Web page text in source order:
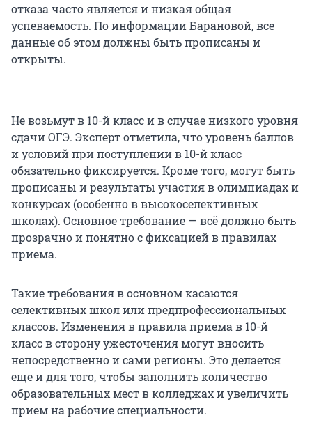
отказа часто является и низкая общая
успеваемость. По информации Барановой, все
данные об этом должны быть прописаны и
открыты.
Не возьмут в 10-й класс и в случае низкого уровня
сдачи ОГЭ. Эксперт отметила, что уровень баллов
и условий при поступлении в 10-й класс
обязательно фиксируется. Кроме того, могут быть
прописаны и результаты участия в олимпиадах и
конкурсах (особенно в высокоселективных
школах). Основное требование — всё должно быть
прозрачно и понятно с фиксацией в правилах
приема.
Такие требования в основном касаются
селективных школ или предпрофессиональных
классов. Изменения в правила приема в 10-й
класс в сторону ужесточения могут вносить
непосредственно и сами регионы. Это делается
еще и для того, чтобы заполнить количество
образовательных мест в колледжах и увеличить
прием на рабочие специальности.